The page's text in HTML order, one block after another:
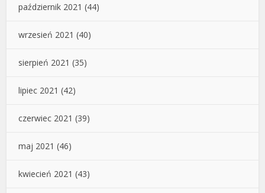
październik 2021 (44)
wrzesień 2021 (40)
sierpień 2021 (35)
lipiec 2021 (42)
czerwiec 2021 (39)
maj 2021 (46)
kwiecień 2021 (43)